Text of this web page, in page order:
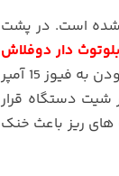
شده است. در پشت
دار دوفلاش
از نوع ISO است که مناسب خودروهای ایرانی است.از قابلیت های خوب دیگر این رادیو پخش مجهز بودن به فیوز 15 آمپر
دستگاه قرار
ریز باعث خنک